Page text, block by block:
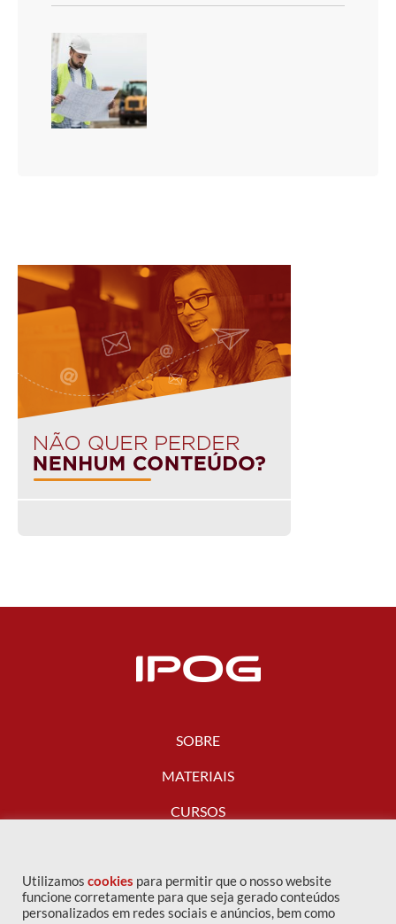
SOBRE
MATERIAIS
CURSOS
FALE CONOSCO
Utilizamos cookies para permitir que o nosso website
funcione corretamente para que seja gerado conteúdos
personalizados em redes sociais e anúncios, bem como